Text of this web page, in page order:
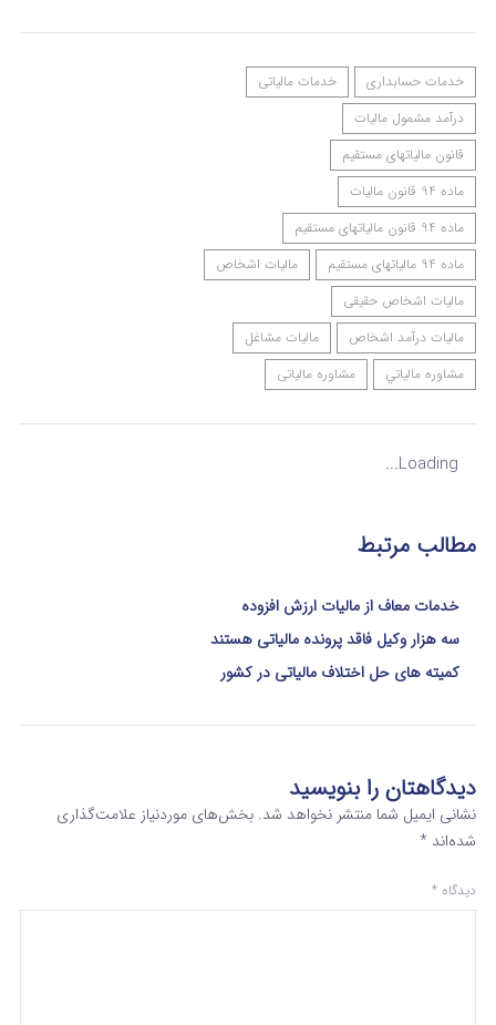
خدمات حسابداری
خدمات مالیاتی
درآمد مشمول مالیات
قانون مالیاتهای مستقیم
ماده 94 قانون مالیات
ماده 94 قانون مالیاتهای مستقیم
ماده 94 مالیاتهای مستقیم
مالیات اشخاص
مالیات اشخاص حقیقی
مالیات درآمد اشخاص
مالیات مشاغل
مشاوره مالياتي
مشاوره مالیاتی
Loading...
مطالب مرتبط
خدمات معاف از مالیات ارزش افزوده
سه هزار وکیل فاقد پرونده مالیاتی هستند
کمیته‎‌ های حل اختلاف مالیاتی در کشور
دیدگاهتان را بنویسید
نشانی ایمیل شما منتشر نخواهد شد. بخش‌های موردنیاز علامت‌گذاری
شده‌اند *
دیدگاه *